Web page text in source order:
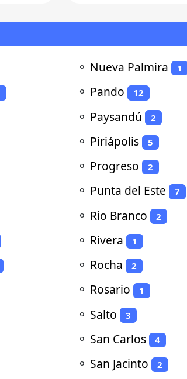
⚬ Nueva Palmira 1
⚬ Pando 12
⚬ Paysandú 2
⚬ Piriápolis 5
⚬ Progreso 2
⚬ Punta del Este 7
⚬ Rio Branco 2
⚬ Rivera 1
⚬ Rocha 2
⚬ Rosario 1
⚬ Salto 3
⚬ San Carlos 4
⚬ San Jacinto 2